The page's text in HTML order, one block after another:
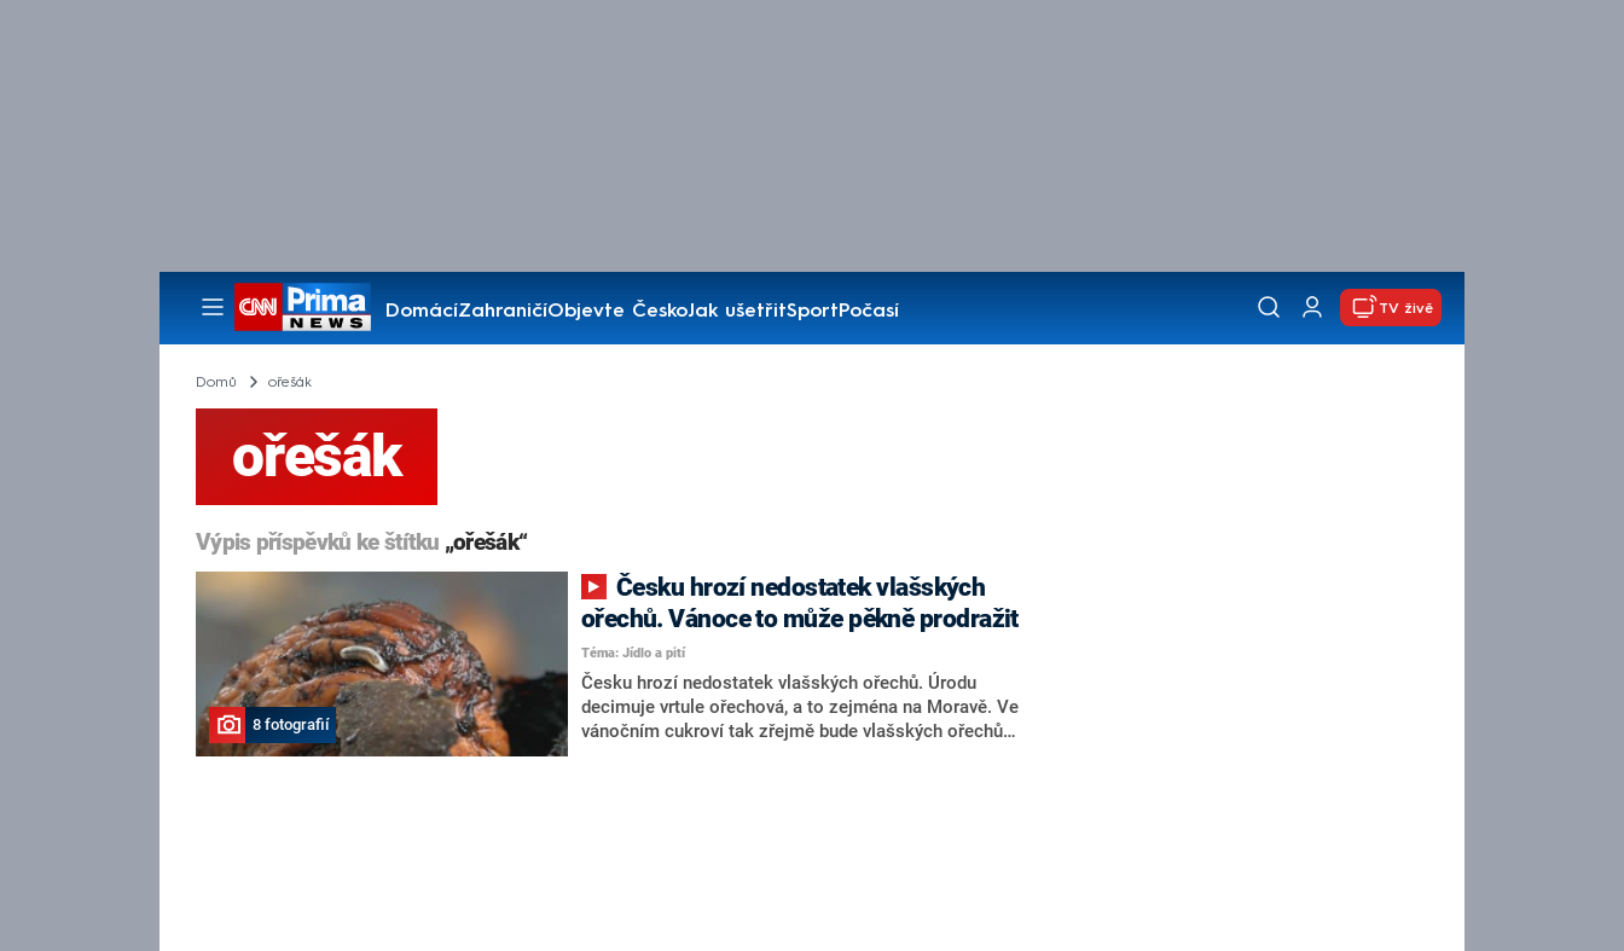
DomácíZahraničíObjevte ČeskoJak ušetřitSportPočasí
Pořady
TV živě
Domů ořešák
ořešák
Výpis příspěvků ke štítku „ořešák“
8 fotografií
ořechů. Vánoce to může pěkně prodražit
Téma: Jídlo a pití
Česku hrozí nedostatek vlašských ořechů. Úrodu
decimuje vrtule ořechová, a to zejména na Moravě. Ve
vánočním cukroví tak zřejmě bude vlašských ořechů